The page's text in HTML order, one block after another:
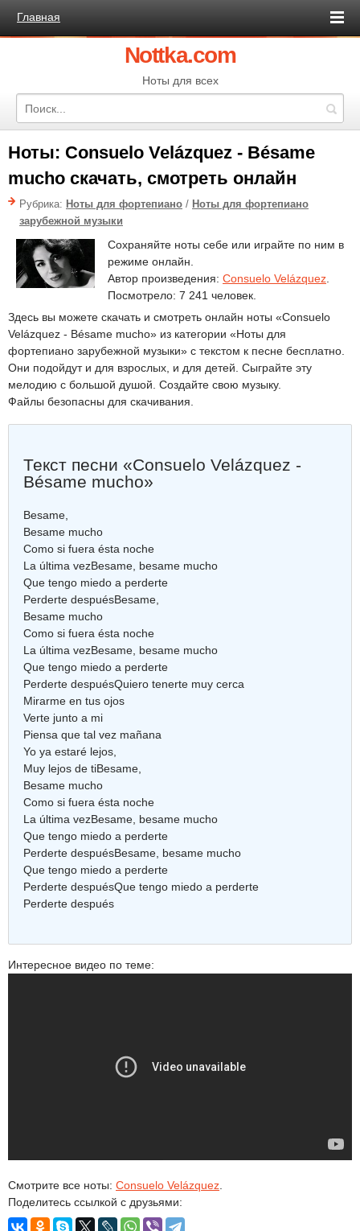
Главная
Nottka.com
Ноты для всех
Ноты: Consuelo Velázquez - Bésame
mucho скачать, смотреть онлайн
Рубрика: Ноты для фортепиано / Ноты для фортепиано
зарубежной музыки
Сохраняйте ноты себе или играйте по ним в
режиме онлайн.
Автор произведения: Consuelo Velázquez
Посмотрело: 7 241 человек.
Здесь вы можете скачать и смотреть онлайн ноты «Consuelo
Velázquez - Bésame mucho» из категории «Ноты для
фортепиано зарубежной музыки» с текстом к песне бесплатно.
Они подойдут и для взрослых, и для детей. Сыграйте эту
мелодию с большой душой. Создайте свою музыку.
Файлы безопасны для скачивания.
Текст песни «Consuelo Velázquez -
Bésame mucho»
Besame,
Besame mucho
Como si fuera ésta noche
La última vezBesame, besame mucho
Que tengo miedo a perderte
Perderte despuésBesame,
Besame mucho
Como si fuera ésta noche
La última vezBesame, besame mucho
Que tengo miedo a perderte
Perderte despuésQuiero tenerte muy cerca
Mirarme en tus ojos
Verte junto a mi
Piensa que tal vez mañana
Yo ya estaré lejos,
Muy lejos de tiBesame,
Besame mucho
Como si fuera ésta noche
La última vezBesame, besame mucho
Que tengo miedo a perderte
Perderte despuésBesame, besame mucho
Que tengo miedo a perderte
Perderte despuésQue tengo miedo a perderte
Perderte después
Интересное видео по теме:
Смотрите все ноты: Consuelo Velázquez
Поделитесь ссылкой с друзьями: